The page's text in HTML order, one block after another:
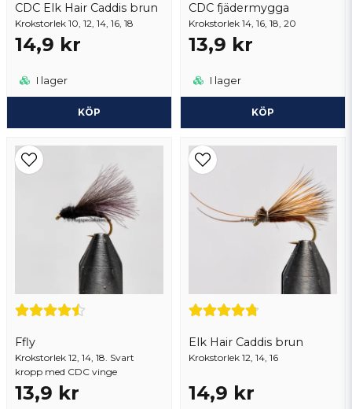
CDC Elk Hair Caddis brun
Krokstorlek 10, 12, 14, 16, 18
14,9 kr
I lager
KÖP
CDC fjädermygga
Krokstorlek 14, 16, 18, 20
13,9 kr
I lager
KÖP
Ffly
Krokstorlek 12, 14, 18. Svart
kropp med CDC vinge
13,9 kr
Elk Hair Caddis brun
Krokstorlek 12, 14, 16
14,9 kr